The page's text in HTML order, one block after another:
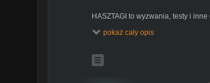
HASZTAGI to wyzwania, testy i
godzinie 17:00 - subskrybuj żeby
http://www.mediakraft.pl/
https://www.facebook.com/
pokaż cały opis